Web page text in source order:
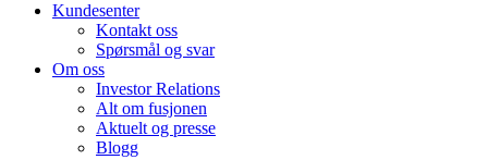
Kundesenter
Kontakt oss
Spørsmål og svar
Om oss
Investor Relations
Alt om fusjonen
Aktuelt og presse
Blogg